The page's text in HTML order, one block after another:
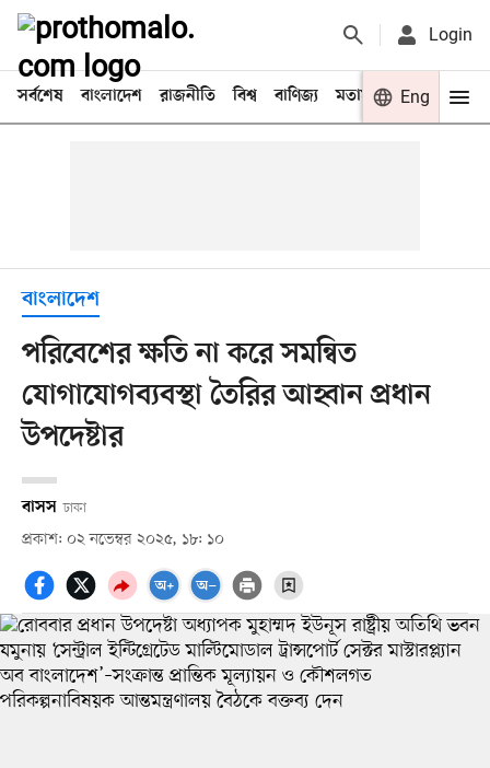
Login
সর্বশেষ বাংলাদেশ রাজনীতি বিশ্ব বাণিজ্য মতামত খেলা
Eng
বাংলাদেশ
পরিবেশের ক্ষতি না করে সমন্বিত
যোগাযোগব্যবস্থা তৈরির আহ্বান প্রধান
উপদেষ্টার
বাসস ঢাকা
প্রকাশ: ০২ নভেম্বর ২০২৫, ১৮: ১০